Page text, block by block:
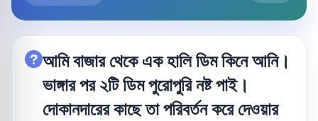
আমি বাজার থেকে এক হালি ডিম কিনে আনি।
ভাঙ্গার পর ২টি ডিম পুরোপুরি নষ্ট পাই।
দোকানদারের কাছে তা পরিবর্তন করে দেওয়ার